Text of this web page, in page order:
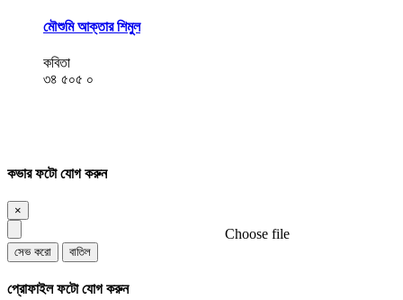
মৌশুমি আক্তার শিমুল
কবিতা
৩৪ ৫০৫ ০
কভার ফটো যোগ করুন
×
Choose file
সেভ করো বাতিল
প্রোফাইল ফটো যোগ করুন